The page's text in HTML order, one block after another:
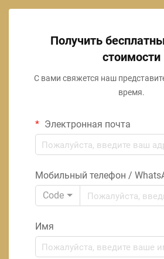
Получить
стоимости
С вами свяжется наш
время.
Электронная почта
Мобильный телефон /
Code
Имя